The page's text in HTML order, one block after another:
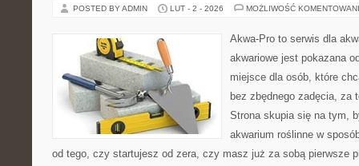
POSTED BY ADMIN LUT - 2 - 2026 MOŻLIWOŚĆ
Akwa-Pro to serwis dla
akwariowe jest pokazana
miejsce dla osób, które
bez zbędnego zadęcia, za
Strona skupia się na tym,
akwarium roślinne w
od tego, czy startujesz od zera, czy masz już za sobą pierwsze